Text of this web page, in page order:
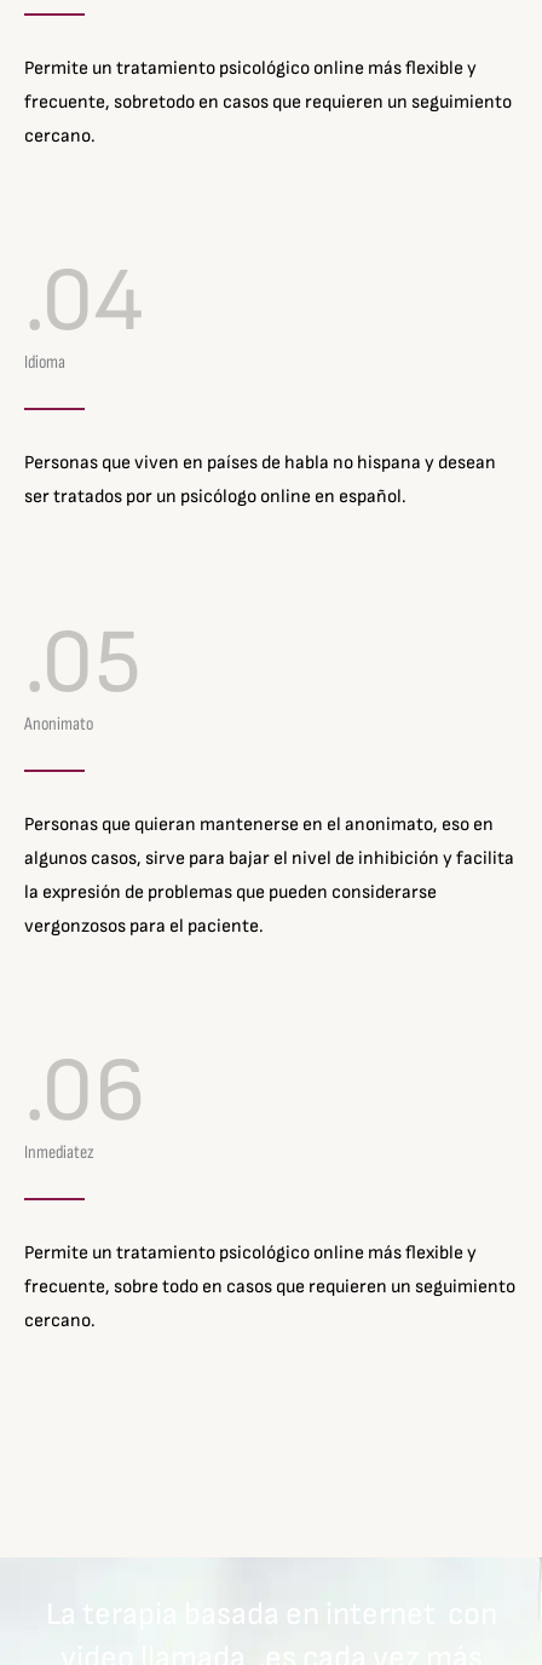
Permite un tratamiento psicológico online más flexible y
frecuente, sobretodo en casos que requieren un seguimiento
cercano.
.04
Idioma
Personas que viven en países de habla no hispana y desean
ser tratados por un psicólogo online en español.
.05
Anonimato
Personas que quieran mantenerse en el anonimato, eso en
algunos casos, sirve para bajar el nivel de inhibición y facilita
la expresión de problemas que pueden considerarse
vergonzosos para el paciente.
.06
Inmediatez
Permite un tratamiento psicológico online más flexible y
frecuente, sobre todo en casos que requieren un seguimiento
cercano.
La terapia basada en internet con